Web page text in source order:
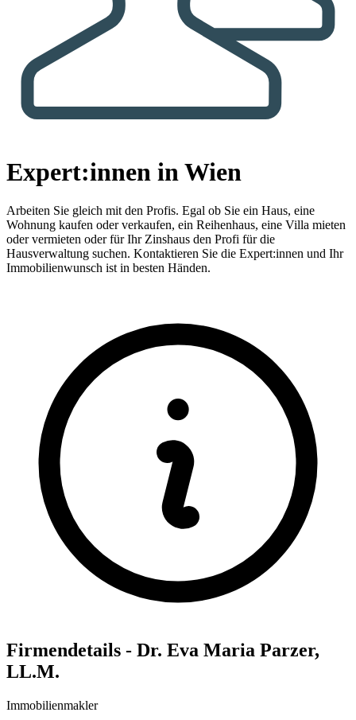
Expert:innen in Wien
Arbeiten Sie gleich mit den Profis. Egal ob Sie ein Haus, eine
Wohnung kaufen oder verkaufen, ein Reihenhaus, eine Villa mieten
oder vermieten oder für Ihr Zinshaus den Profi für die
Hausverwaltung suchen. Kontaktieren Sie die Expert:innen und Ihr
Immobilienwunsch ist in besten Händen.
Firmendetails - Dr. Eva Maria Parzer,
LL.M.
Immobilienmakler